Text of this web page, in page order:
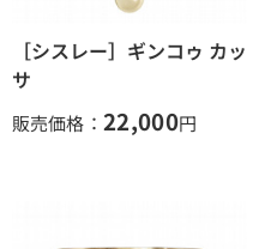
［シスレー］ギンコゥ カッ
サ
販売価格： 22,000円